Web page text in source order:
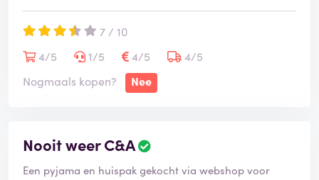
7 / 10
4/5
1/5 4/5
4/5
Nogmaals kopen?
Nee
Nooit weer C&A
Een pyjama en huispak gekocht via webshop voor